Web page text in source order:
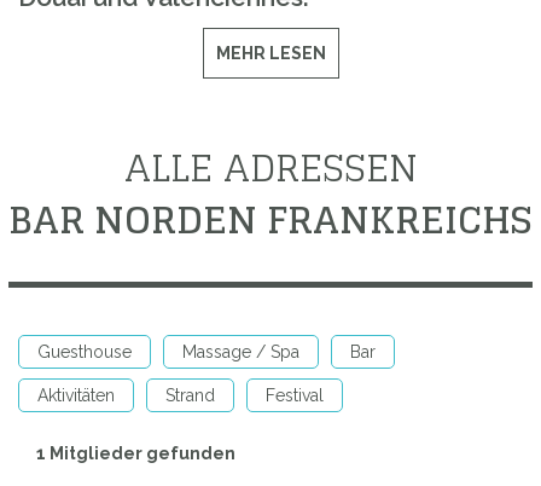
MEHR LESEN
ALLE ADRESSEN
BAR NORDEN FRANKREICHS
Guesthouse Massage / Spa Bar
Aktivitäten Strand Festival
1 Mitglieder gefunden